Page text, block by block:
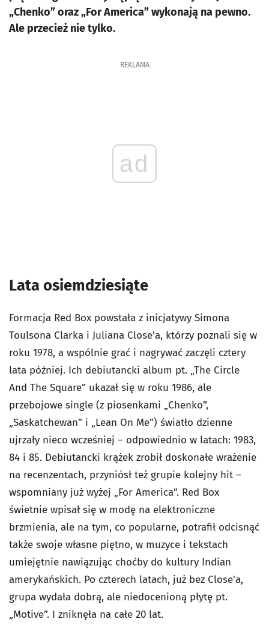
„Chenko” oraz „For America” wykonają na pewno.
Ale przecież nie tylko.
REKLAMA
ad
Lata osiemdziesiąte
Formacja Red Box powstała z inicjatywy Simona
Toulsona Clarka i Juliana Close'a, którzy poznali się w
roku 1978, a wspólnie grać i nagrywać zaczęli cztery
lata później. Ich debiutancki album pt. „The Circle
And The Square” ukazał się w roku 1986, ale
przebojowe single (z piosenkami „Chenko”,
„Saskatchewan” i „Lean On Me”) światło dzienne
ujrzały nieco wcześniej – odpowiednio w latach: 1983,
84 i 85. Debiutancki krążek zrobił doskonałe wrażenie
na recenzentach, przyniósł też grupie kolejny hit –
wspomniany już wyżej „For America”. Red Box
świetnie wpisał się w modę na elektroniczne
brzmienia, ale na tym, co popularne, potrafił odcisnąć
także swoje własne piętno, w muzyce i tekstach
umiejętnie nawiązując choćby do kultury Indian
amerykańskich. Po czterech latach, już bez Close'a,
grupa wydała dobrą, ale niedocenioną płytę pt.
„Motive”. I zniknęła na całe 20 lat.